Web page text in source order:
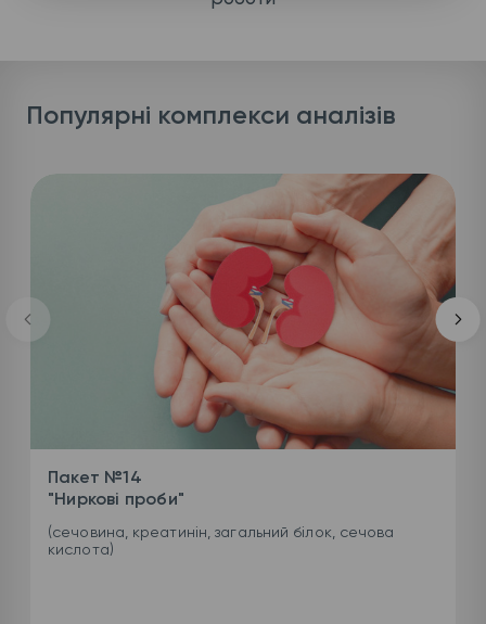
Популярні комплекси аналізів
Пакет №14
"Ниркові проби"
(сечовина, креатинін, загальний білок, сечова
кислота)